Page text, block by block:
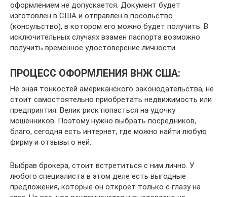
оформлением не допускается. Документ будет
изготовлен в США и отправлен в посольство
(консульство), в котором его можно будет получить. В
исключительных случаях взамен паспорта возможно
получить временное удостоверение личности.
ПРОЦЕСС ОФОРМЛЕНИЯ ВНЖ США:
Не зная тонкостей американского законодательства, не
стоит самостоятельно приобретать недвижимость или
предприятия. Велик риск попасться на удочку
мошенников. Поэтому нужно выбрать посредников,
благо, сегодня есть интернет, где можно найти любую
фирму и отзывы о ней.
Выбрав брокера, стоит встретиться с ним лично. У
любого специалиста в этом деле есть выгодные
предложения, которые он откроет только с глазу на